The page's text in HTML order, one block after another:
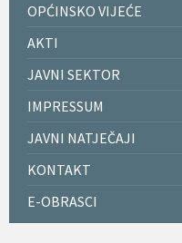
OPĆINSKO VIJEĆE
AKTI
JAVNI SEKTOR
IMPRESSUM
JAVNI NATJEČAJI
KONTAKT
E-OBRASCI